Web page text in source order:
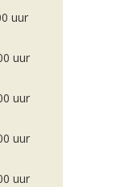
uur
uur
uur
uur
uur